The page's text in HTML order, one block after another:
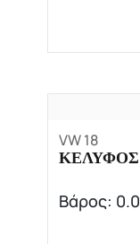
VW 18
ΚΕΛΥΦΟΣ
Βάρος: